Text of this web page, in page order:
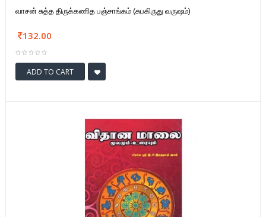
வாசன் சுத்த திருக்கணித பஞ்சாங்கம் (சுபகிருது வருஷம்)
132.00
ADD TO CART